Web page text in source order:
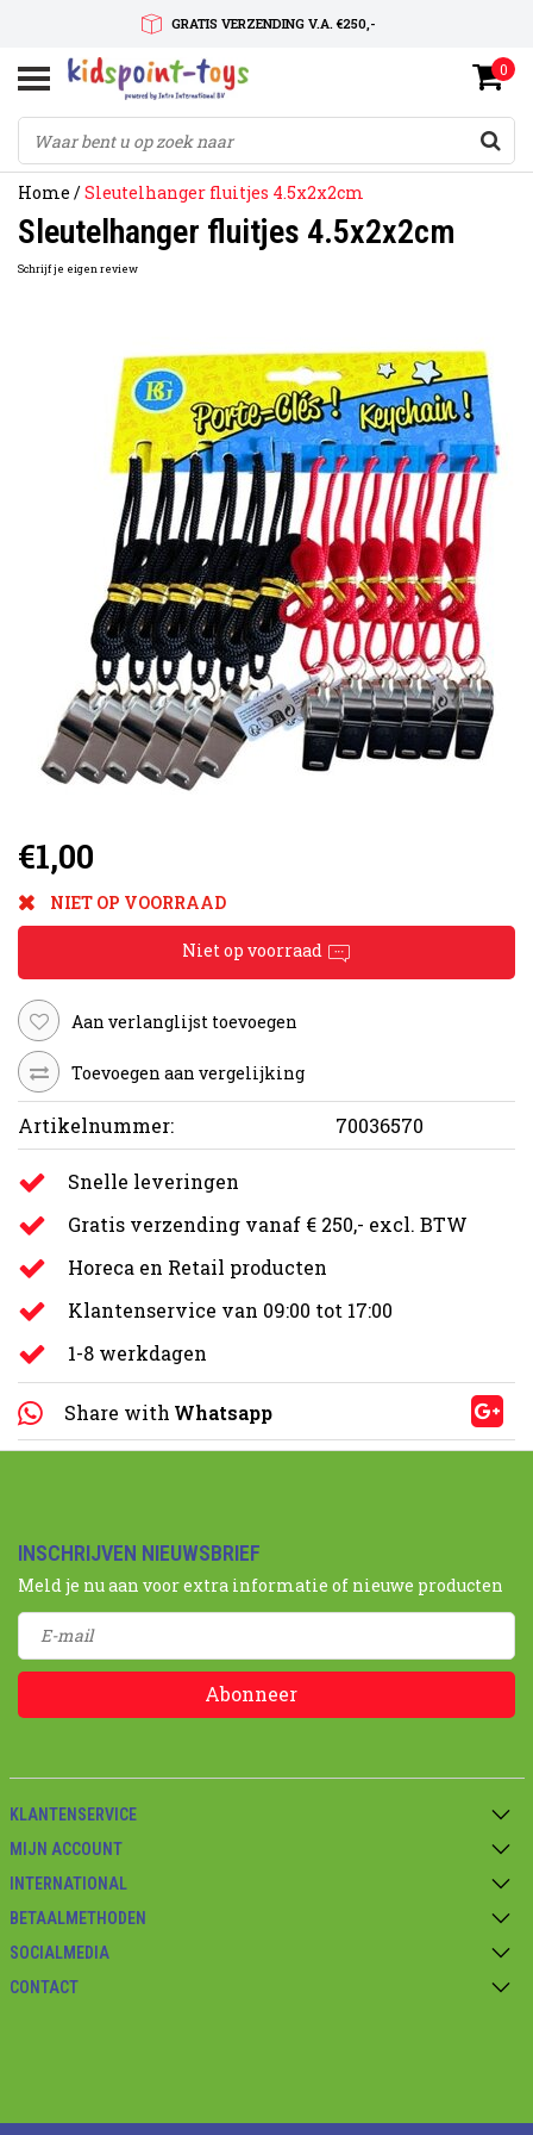
GRATIS VERZENDING V.A. €250,-
SNELLE LEVERTIJD
SERVICE OP MAAT
0
Home /Sleutelhanger fluitjes 4.5x2x2cm
Sleutelhanger fluitjes 4.5x2x2cm
Schrijf je eigen review
€1,00
NIET OP VOORRAAD
Niet op voorraad
Aan verlanglijst toevoegen
Toevoegen aan vergelijking
Artikelnummer: 70036570
Snelle leveringen
Gratis verzending vanaf € 250,- excl. BTW
Horeca en Retail producten
Klantenservice van 09:00 tot 17:00
1-8 werkdagen
Share with Whatsapp
INSCHRIJVEN NIEUWSBRIEF
Meld je nu aan voor extra informatie of nieuwe producten
Abonneer
KLANTENSERVICE
MIJN ACCOUNT
INTERNATIONAL
BETAALMETHODEN
SOCIALMEDIA
CONTACT